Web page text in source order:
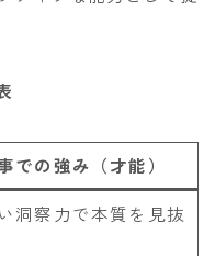
での強み（才能）
洞察力で本質を見抜